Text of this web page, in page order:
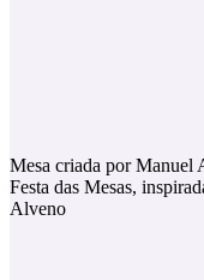
Mesa criada por Manuel
Festa das Mesas,
Alveno